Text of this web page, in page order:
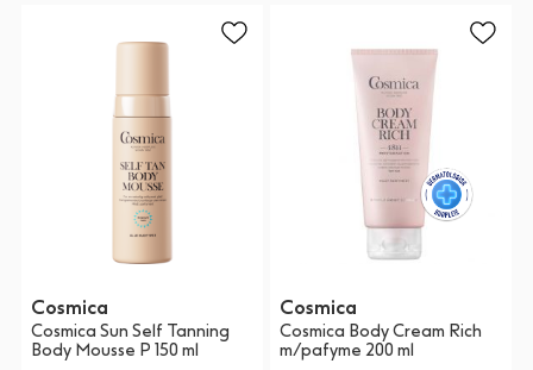
Cosmica
Cosmica Sun Self Tanning
Body Mousse P 150 ml
Cosmica
Cosmica Body Cream Rich
m/pafyme 200 ml